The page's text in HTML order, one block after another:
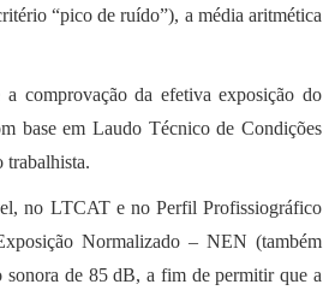
“pico de ruído”), a média aritmética
comprovação da efetiva exposição do
base em Laudo Técnico de Condições
trabalhista.
no LTCAT e no Perfil Profissiográfico
Normalizado – NEN (também
sonora de 85 dB, a fim de permitir que a